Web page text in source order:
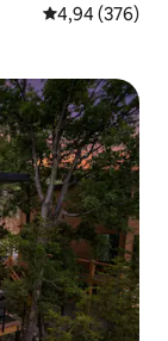
Gemiddelde
4,94 (376)